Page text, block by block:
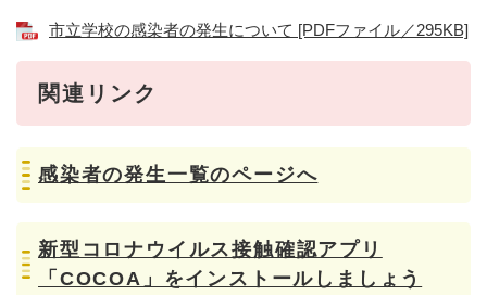
市立学校の感染者の発生について [PDFファイル／295KB]
関連リンク
感染者の発生一覧のページへ
新型コロナウイルス接触確認アプリ
「COCOA」をインストールしましょう